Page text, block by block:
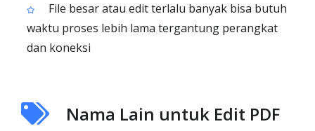
File besar atau edit terlalu banyak bisa butuh
waktu proses lebih lama tergantung perangkat
dan koneksi
Nama Lain untuk Edit PDF